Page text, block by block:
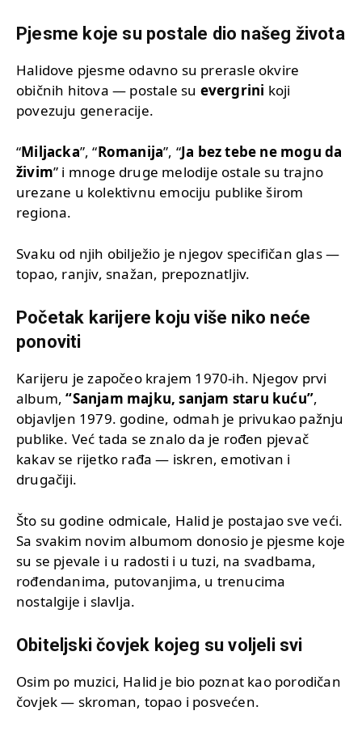
Pjesme koje su postale dio našeg života
Halidove pjesme odavno su prerasle okvire
običnih hitova — postale su evergrini koji
povezuju generacije.
“Miljacka”, “Romanija”, “Ja bez tebe ne mogu da
živim” i mnoge druge melodije ostale su trajno
urezane u kolektivnu emociju publike širom
regiona.
Svaku od njih obilježio je njegov specifičan glas —
topao, ranjiv, snažan, prepoznatljiv.
Početak karijere koju više niko neće
ponoviti
Karijeru je započeo krajem 1970-ih. Njegov prvi
album,“Sanjam majku, sanjam staru kuću”,
objavljen 1979. godine, odmah je privukao pažnju
publike. Već tada se znalo da je rođen pjevač
kakav se rijetko rađa — iskren, emotivan i
drugačiji.
Što su godine odmicale, Halid je postajao sve veći.
Sa svakim novim albumom donosio je pjesme koje
su se pjevale i u radosti i u tuzi, na svadbama,
rođendanima, putovanjima, u trenucima
nostalgije i slavlja.
Obiteljski čovjek kojeg su voljeli svi
Osim po muzici, Halid je bio poznat kao porodičan
čovjek — skroman, topao i posvećen.